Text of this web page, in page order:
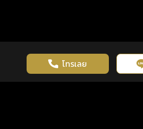
โทรเลย
เว็บไซต์นี้มีการใช้งานคุกกี้ เพื่อเพิ่มประสิทธิภาพและ
ในการใช้งานเว็บไซต์ นโยบายความเป็นส่
รู้ก่อน พร้อมกว่า ทุกจังหวะชีวิต